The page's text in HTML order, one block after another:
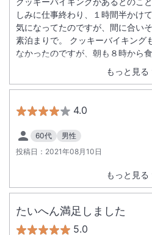
もっと見る
しみに仕事終わり、１時間半かけ
気になってたのですが、間に合い
素泊まりで。 クッキーバイキング
なかったのですが、朝も８時から
よくばっていただいちゃいました
て、買って帰りたいくらいでした
いくて、、、ほっこり癒され、お
さったり、スタッフさんもやさし
とっても居心地よかったです。 正
そんなにぃ？？って半信半疑だっ
にまんまで、また行きたいと思いま
4.0
60代
男性
投稿日： 2021年08月10日
もっと見る
たいへん満足しました
5.0